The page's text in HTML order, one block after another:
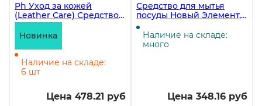
Ph Уход за кожей
(Leather Care) Средство
для очистки и ухода за
кожаными изделиями,
Новинка
Наличие на складе:
6 шт
Цена 478.21 руб
Средство для мытья
посуды Новый Элемент,
ПЭТ, 5 литров
Наличие на складе:
много
Цена 348.16 руб